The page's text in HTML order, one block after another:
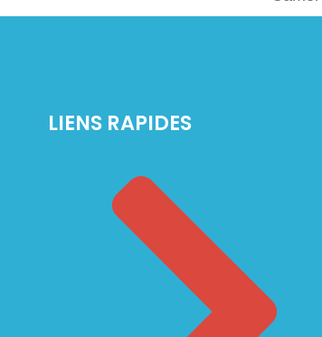
LIENS RAPIDES